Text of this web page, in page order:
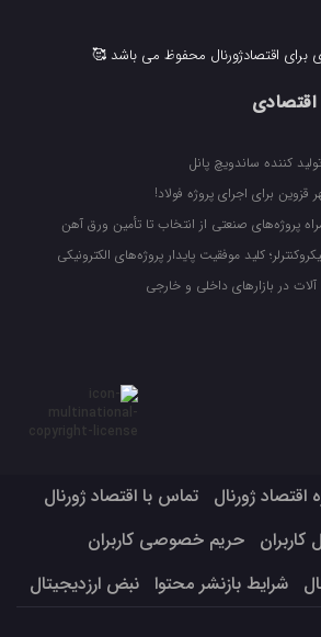
اقتصادژورنال محفوظ می باشد 🥰
اقتصادی
کننده ساندویچ پانل
برای اجرای پروژه فولاد!
پروژه‌های صنعتی از انتخاب تا تأمین ورق آهن
کلید موفقیت پایدار پروژه‌های الکترونیکی
در بازارهای داخلی و خارجی
اقتصاد ژورنال
تماس با اقتصاد ژورنال
حریم خصوصی کاربران
شرایط بازنشر محتوا نبض ارزدیجیتال